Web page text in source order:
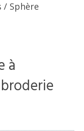
/ Sphère
à